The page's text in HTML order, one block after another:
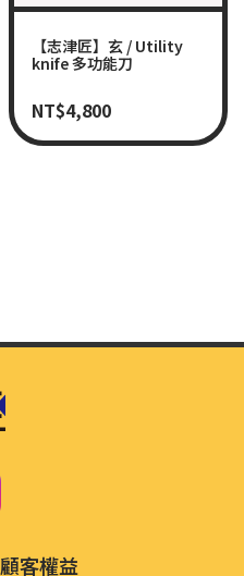
【志津匠】玄 / Utility
knife 多功能刀
NT$4,800
顧客權益